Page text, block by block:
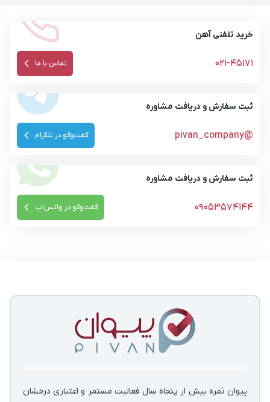
خرید تلفنی آهن
021-45171 تماس با ما
ثبت سفارش و دریافت مشاوره
@pivan_company گفت‌وگو در تلگرام
ثبت سفارش و دریافت مشاوره
09053574144 گفت‌وگو در واتس‌اپ
پیوان ثمره بیش از پنجاه سال فعالیت مستمر و اعتباری درخشان